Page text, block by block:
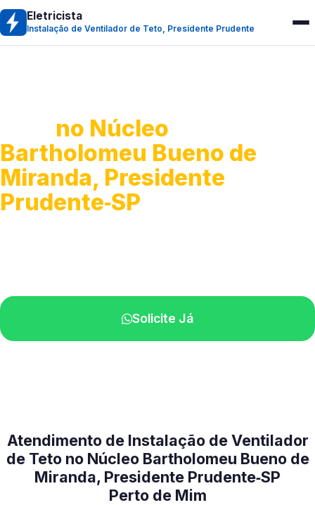
Eletricista
Instalação de Ventilador de Teto, Presidente Prudente
no Núcleo
Bartholomeu Bueno de
Miranda, Presidente
Prudente‑SP
Solicite Já
Atendimento de Instalação de Ventilador
de Teto no Núcleo Bartholomeu Bueno de
Miranda, Presidente Prudente‑SP
Perto de Mim